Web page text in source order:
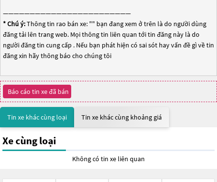
————————————————————————
* Chú ý:Thông tin rao bán xe: "" bạn đang xem ở trên là do người dùng
đăng tải lên trang web. Mọi thông tin liên quan tới tin đăng này là do
người đăng tin cung cấp . Nếu bạn phát hiện có sai sót hay vấn đề gì về tin
đăng xin hãy thông báo cho chúng tôi
Báo cáo tin xe đã bán
Tin xe khác cùng loại Tin xe khác cùng khoảng giá
Xe cùng loại
Không có tin xe liên quan